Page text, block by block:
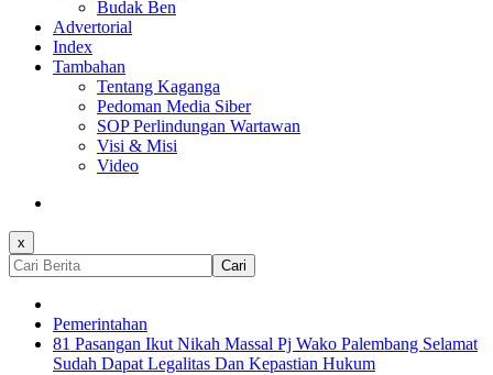
Budak Ben
Advertorial
Index
Tambahan
Tentang Kaganga
Pedoman Media Siber
SOP Perlindungan Wartawan
Visi & Misi
Video
x
Cari
Pemerintahan
81 Pasangan Ikut Nikah Massal Pj Wako Palembang Selamat
Sudah Dapat Legalitas Dan Kepastian Hukum